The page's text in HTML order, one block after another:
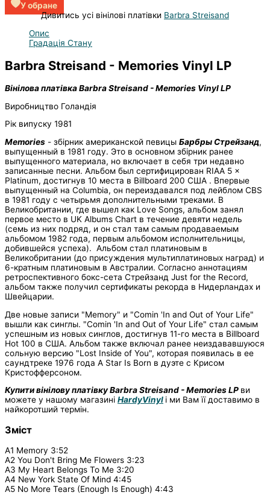
У обране
Дивитись усі вінілові платівки Barbra Streisand
Опис
Градація Стану
Barbra Streisand - Memories Vinyl LP
Вінілова платівка Barbra Streisand - Memories Vinyl LP
Виробництво Голандія
Рік випуску 1981
Memories - збірник американской певицы Барбры Стрейзанд,
выпущенный в 1981 году. Это в основном збірник ранее
выпущенного материала, но включает в себя три недавно
записанные песни. Альбом был сертифицирован RIAA 5 ×
Platinum, достигнув 10 места в Billboard 200 США . Впервые
выпущенный на Columbia, он переиздавался под лейблом CBS
в 1981 году с четырьмя дополнительными треками. В
Великобритании, где вышел как Love Songs, альбом занял
первое место в UK Albums Chart в течение девяти недель
(семь из них подряд, и он стал там самым продаваемым
альбомом 1982 года, первым альбомом исполнительницы,
добившейся успеха). Альбом стал платиновым в
Великобритании (до присуждения мультиплатиновых наград) и
6-кратным платиновым в Австралии. Согласно аннотациям
ретроспективного бокс-сета Стрейзанд Just for the Record,
альбом также получил сертификаты рекорда в Нидерландах и
Швейцарии.
Две новые записи "Memory" и "Comin 'In and Out of Your Life"
вышли как синглы. "Comin 'In and Out of Your Life" стал самым
успешным из новых синглов, достигнув 11-го места в Billboard
Hot 100 в США. Альбом также включал ранее неиздававшуюся
сольную версию "Lost Inside of You", которая появилась в ее
саундтреке 1976 года A Star Is Born в дуэте с Крисом
Кристофферсоном.
Купити вінілову платівкуBarbra Streisand - Memories LP ви
можете у нашому магазині HardyVinyl і ми Вам її доставимо в
найкоротший термін.
Зміст
A1 Memory 3:52
A2 You Don't Bring Me Flowers 3:23
A3 My Heart Belongs To Me 3:20
A4 New York State Of Mind 4:45
A5 No More Tears (Enough Is Enough) 4:43